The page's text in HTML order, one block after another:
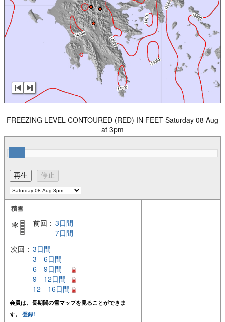
FREEZING LEVEL CONTOURED (RED) IN FEET Saturday 08 Aug
at 3pm
積雪
前回： 3日間
7日間
次回： 3日間
3 – 6日間
6 – 9日間
9 – 12日間
12 – 16日間
会員は、長期間の雪マップを見ることができま
す。 登録!